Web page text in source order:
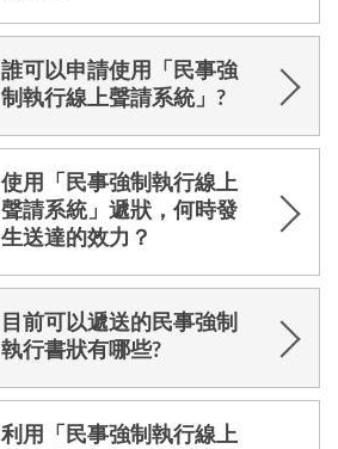
誰可以申請使用「民事強
制執行線上聲請系統」?
使用「民事強制執行線上
聲請系統」遞狀，何時發
生送達的效力？
目前可以遞送的民事強制
執行書狀有哪些?
利用「民事強制執行線上